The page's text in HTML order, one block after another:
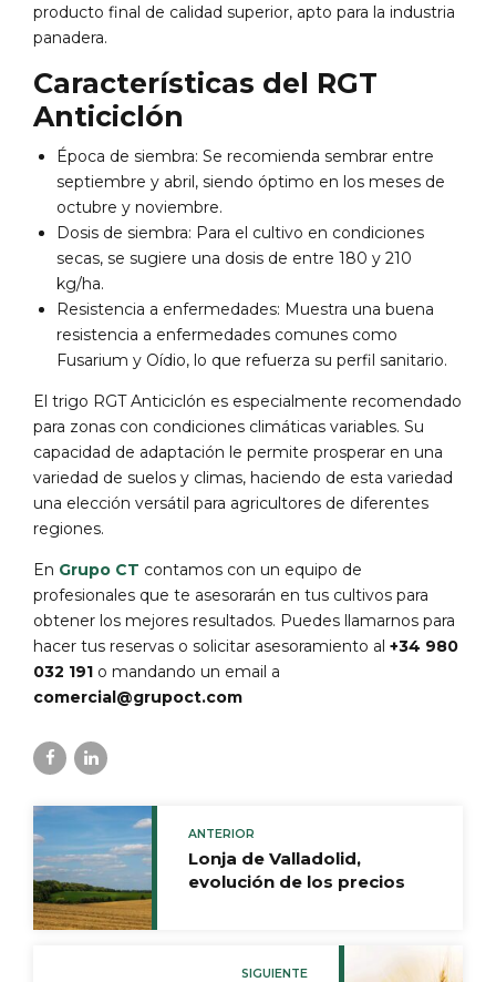
producto final de calidad superior, apto para la industria
panadera.
Características del RGT
Anticiclón
Época de siembra: Se recomienda sembrar entre
septiembre y abril, siendo óptimo en los meses de
octubre y noviembre.
Dosis de siembra: Para el cultivo en condiciones
secas, se sugiere una dosis de entre 180 y 210
kg/ha.
Resistencia a enfermedades: Muestra una buena
resistencia a enfermedades comunes como
Fusarium y Oídio, lo que refuerza su perfil sanitario.
El trigo RGT Anticiclón es especialmente recomendado
para zonas con condiciones climáticas variables. Su
capacidad de adaptación le permite prosperar en una
variedad de suelos y climas, haciendo de esta variedad
una elección versátil para agricultores de diferentes
regiones.
En Grupo CT contamos con un equipo de
profesionales que te asesorarán en tus cultivos para
obtener los mejores resultados. Puedes llamarnos para
hacer tus reservas o solicitar asesoramiento al +34 980
032 191 o mandando un email a
comercial@grupoct.com
ANTERIOR
Lonja de Valladolid,
evolución de los precios
SIGUIENTE